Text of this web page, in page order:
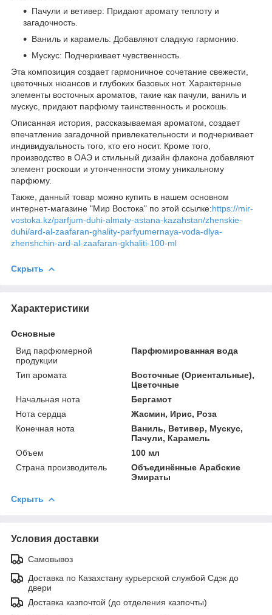
Пачули и ветивер: Придают аромату теплоту и
загадочность.
Ваниль и карамель: Добавляют сладкую гармонию.
Мускус: Подчеркивает чувственность.
Эта композиция создает гармоничное сочетание свежести,
цветочных нюансов и глубоких базовых нот. Характерные
элементы восточных ароматов, такие как пачули, ваниль и
мускус, придают парфюму таинственность и роскошь.
Описанная история, рассказываемая ароматом, создает
впечатление загадочной привлекательности и подчеркивает
индивидуальность того, кто его носит. Кроме того,
производство в ОАЭ и стильный дизайн флакона добавляют
элемент роскоши и утонченности этому уникальному
парфюму.
Также, данный товар можно купить в нашем основном
интернет-магазине "Мир Востока" по этой ссылке:https://mir-
vostoka.kz/parfjum-duhi-almaty-astana-kazahstan/zhenskie-
duhi/ard-al-zaafaran-ghality-parfyumernaya-voda-dlya-
zhenshchin-ard-al-zaafaran-gkhaliti-100-ml
Скрыть
Характеристики
Основные
Вид парфюмерной
продукции
Парфюмированная вода
Тип аромата
Восточные (Ориентальные),
Цветочные
Начальная нота
Бергамот
Нота сердца
Жасмин, Ирис, Роза
Конечная нота
Ваниль, Ветивер, Мускус,
Пачули, Карамель
Объем
100 мл
Страна производитель
Объединённые Арабские
Эмираты
Скрыть
Условия доставки
Самовывоз
Доставка по Казахстану курьерской службой Сдэк до
двери
Доставка казпочтой (до отделения казпочты)